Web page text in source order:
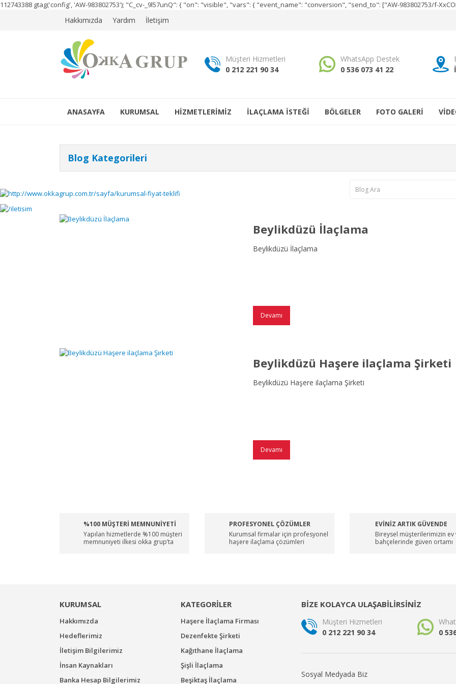
112743388 gtag('config', 'AW-983802753'); "C_cv-_9l57unQ": { "on": "visible", "vars": { "event_name": "conversion", "send_to": ["AW-983802753/f-
Hakkımızda Yardım İletişim
Müşteri Hizmetleri
0 212 221 90 34
WhatsApp Destek
0 536 073 41 22
ANASAYFA KURUMSAL HİZMETLERİMİZ İLAÇLAMA İSTEĞİ BÖLGELER FOTO GALERİ
Blog Kategorileri
Beylikdüzü İlaçlama
Beylikdüzü İlaçlama
Devamı
Beylikdüzü Haşere ilaçlama Şirketi
Beylikdüzü Haşere ilaçlama Şirketi
Devamı
%100 MÜŞTERİ MEMNUNİYETİ
Yapılan hizmetlerde %100 müşteri
memnuniyeti ilkesi okka grup’ta
PROFESYONEL ÇÖZÜMLER
Kurumsal firmalar için profesyonel
haşere ilaçlama çözümleri
EVİNİZ ARTIK GÜVENDE
Bireysel müşterilerimizin ev
bahçelerinde güven ortamı
KURUMSAL
Hakkımızda
Hedeflerimiz
İletişim Bilgilerimiz
İnsan Kaynakları
Banka Hesap Bilgilerimiz
KATEGORİLER
Haşere İlaçlama Firması
Dezenfekte Şirketi
Kağıthane İlaçlama
Şişli İlaçlama
Beşiktaş İlaçlama
BİZE KOLAYCA ULAŞABİLİRSİNİZ
Müşteri Hizmetleri
0 212 221 90 34
0
Sosyal Medyada Biz